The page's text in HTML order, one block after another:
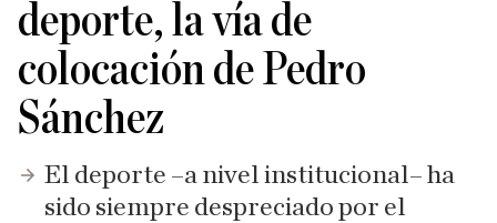
deporte, la vía de
colocación de Pedro
Sánchez
El deporte –a nivel institucional– ha
sido siempre despreciado por el